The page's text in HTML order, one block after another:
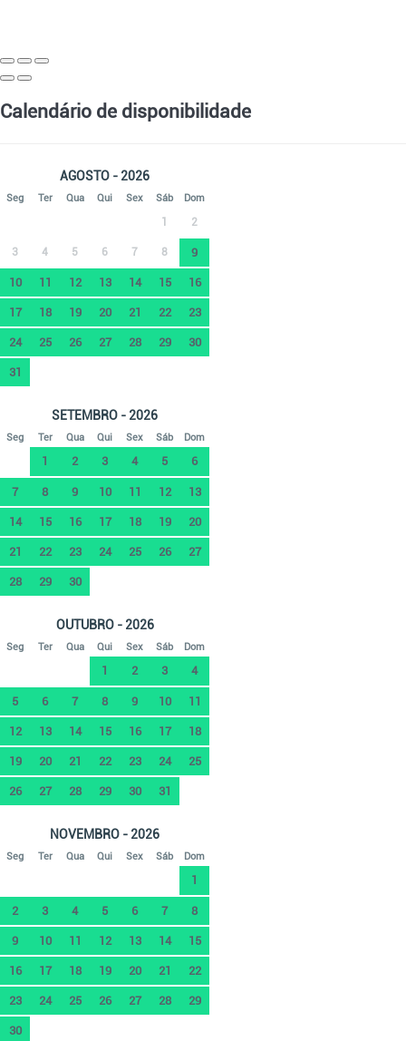
Calendário de disponibilidade
AGOSTO - 2026
Seg Ter Qua Qui Sex Sáb Dom
1 2
3 4 5 6 7 8 9
10 11 12 13 14 15 16
17 18 19 20 21 22 23
24 25 26 27 28 29 30
31
SETEMBRO - 2026
Seg Ter Qua Qui Sex Sáb Dom
1 2 3 4 5 6
7 8 9 10 11 12 13
14 15 16 17 18 19 20
21 22 23 24 25 26 27
28 29 30
OUTUBRO - 2026
Seg Ter Qua Qui Sex Sáb Dom
1 2 3 4
5 6 7 8 9 10 11
12 13 14 15 16 17 18
19 20 21 22 23 24 25
26 27 28 29 30 31
NOVEMBRO - 2026
Seg Ter Qua Qui Sex Sáb Dom
1
2 3 4 5 6 7 8
9 10 11 12 13 14 15
16 17 18 19 20 21 22
23 24 25 26 27 28 29
30